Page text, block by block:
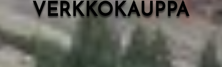
VERKKOKAUPPA